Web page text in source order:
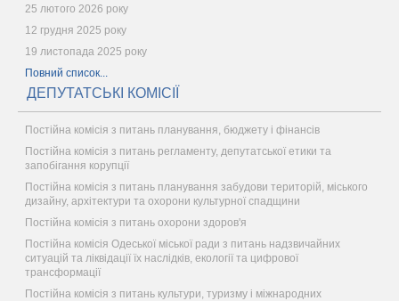
25 лютого 2026 року
12 грудня 2025 року
19 листопада 2025 року
Повний список...
ДЕПУТАТСЬКІ КОМІСІЇ
Постійна комісія з питань планування, бюджету і фінансів
Постійна комісія з питань регламенту, депутатської етики та
запобігання корупції
Постійна комісія з питань планування забудови територій, міського
дизайну, архітектури та охорони культурної спадщини
Постійна комісія з питань охорони здоров'я
Постійна комісія Одеської міської ради з питань надзвичайних
ситуацій та ліквідації їх наслідків, екології та цифрової
трансформації
Постійна комісія з питань культури, туризму і міжнародних